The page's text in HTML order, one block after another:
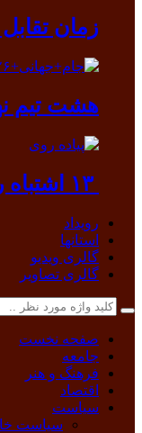
زمان
هشت تیم
۱۳ اشتباه رایج هنگام پیاده‌روی که ممکن است به بدن آسیب بزند
رویداد
استانها
گالری ویدیو
گالری تصاویر
صفحه نخست
جامعه
فرهنگ و هنر
اقتصاد
سیاست
سیاست